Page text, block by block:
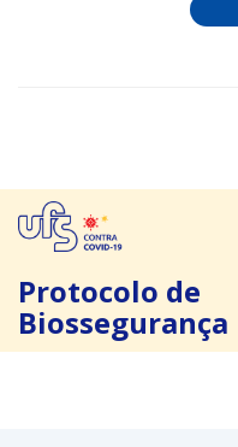
Protocolo de
Biossegurança